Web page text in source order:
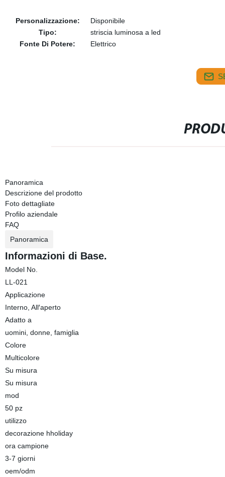
Personalizzazione:
Disponibile
Tipo:
striscia luminosa a led
Fonte Di Potere:
Elettrico
Panoramica
Descrizione del prodotto
Foto dettagliate
Profilo aziendale
FAQ
Panoramica
Informazioni di Base.
Model No.
LL-021
Applicazione
Interno, All′aperto
Adatto a
uomini, donne, famiglia
Colore
Multicolore
Su misura
Su misura
mod
50 pz
utilizzo
decorazione hholiday
ora campione
3-7 giorni
oem/odm